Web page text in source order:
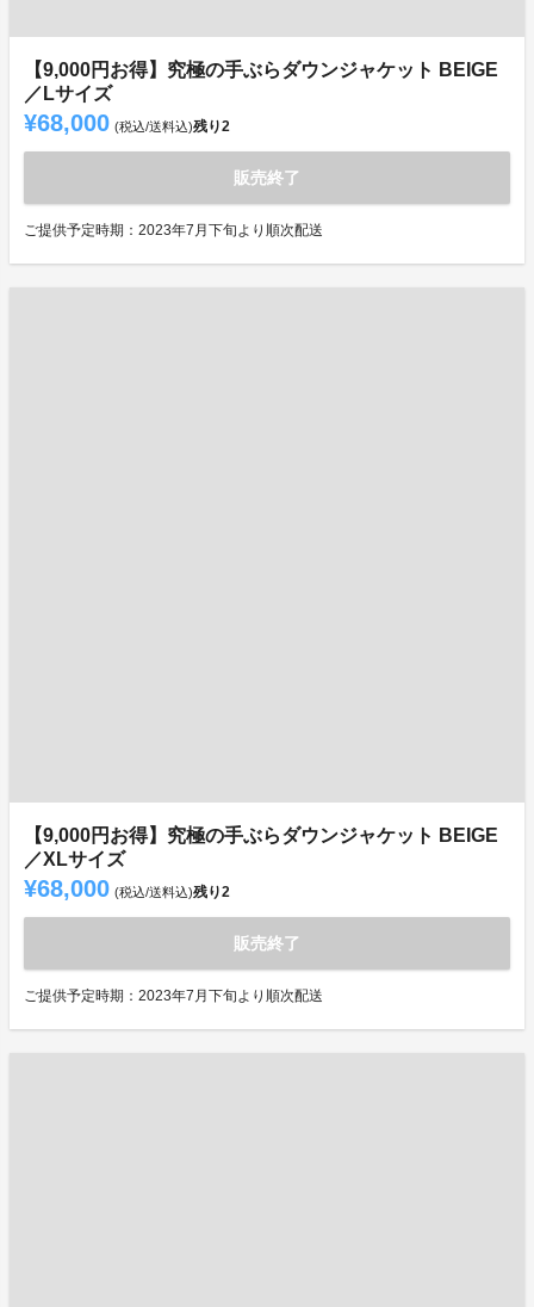
【9,000円お得】究極の手ぶらダウンジャケット BEIGE
／Lサイズ
¥68,000 (税込/送料込)残り2
販売終了
ご提供予定時期：2023年7月下旬より順次配送
【9,000円お得】究極の手ぶらダウンジャケット BEIGE
／XLサイズ
¥68,000 (税込/送料込)残り2
販売終了
ご提供予定時期：2023年7月下旬より順次配送